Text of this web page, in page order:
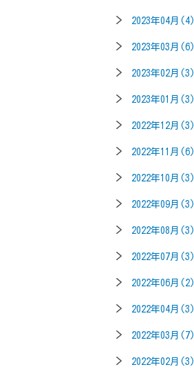
2023年04月(4)
2023年03月(6)
2023年02月(3)
2023年01月(3)
2022年12月(3)
2022年11月(6)
2022年10月(3)
2022年09月(3)
2022年08月(3)
2022年07月(3)
2022年06月(2)
2022年04月(3)
2022年03月(7)
2022年02月(3)